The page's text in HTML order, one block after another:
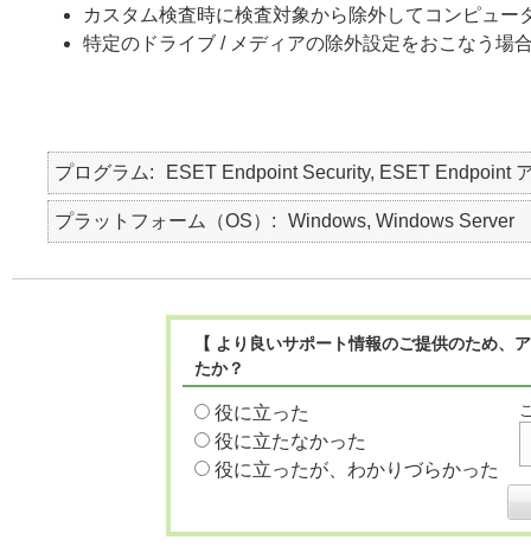
カスタム検査時に検査対象から除外してコンピュー
特定のドライブ / メディアの除外設定をおこなう場
プログラム ESET Endpoint Security, ESET Endpoint
プラットフォーム（OS） Windows, Windows Server
【 より良いサポート情報のご提供のため
たか？
役に立った
役に立たなかった
役に立ったが、わかりづらかった